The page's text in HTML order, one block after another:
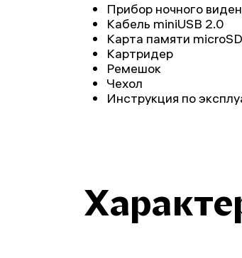
Прибор ночного
Кабель miniUSB 2.0
Карта памяти
Картридер
Ремешок
Чехол
Инструкция по